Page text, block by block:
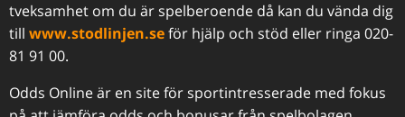
tveksamhet om du är spelberoende då kan du vända dig
till www.stodlinjen.seför hjälp och stöd eller ringa 020-
81 91 00.
Odds Online är en site för sportintresserade med fokus